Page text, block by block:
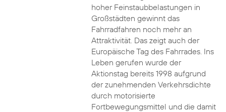
hoher Feinstaubbelastungen in
Großstädten gewinnt das
Fahrradfahren noch mehr an
Attraktivität. Das zeigt auch der
Europäische Tag des Fahrrades. Ins
Leben gerufen wurde der
Aktionstag bereits 1998 aufgrund
der zunehmenden Verkehrsdichte
durch motorisierte
Fortbewegungsmittel und die damit